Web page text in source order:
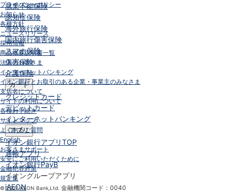
就業不能保険
認知症保険
海外旅行保険
国内旅行傷害保険
スマホ保険
傷害保険
介護保険
カード
クレジットカード
デビットカード
インターネットバンキング
アプリ
イオン銀行アプリTOP
通帳アプリ
イオン銀行PayB
イオングループアプリ
iAEON
プライバシーポリシー
お知らせ
各種方針
ニュースリリース
採用情報
商品概要説明書一覧
法人のお客さま
インターネットバンキング
イオン銀行とお取引のある企業・事業主のみなさま
支店名について
サイトの利用について
各種お手続き
サイトマップ
よくあるご質問
English
お客さまサポート
安全にご利用いただくために
金融犯罪対策
規定集
© 2007 AEON Bank,Ltd. 金融機関コード：0040